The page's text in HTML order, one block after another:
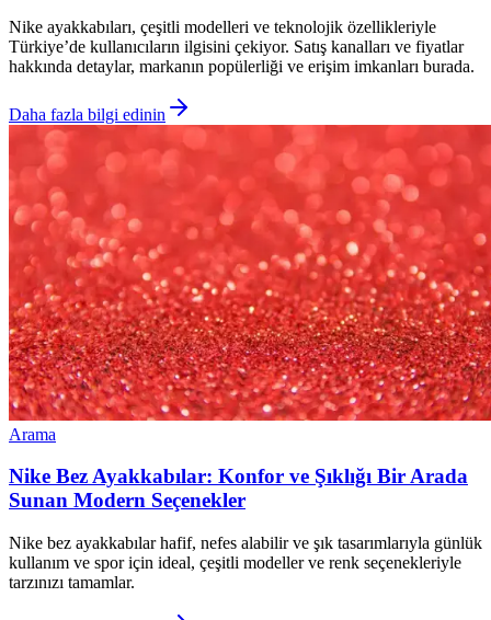
Nike ayakkabıları, çeşitli modelleri ve teknolojik özellikleriyle
Türkiye’de kullanıcıların ilgisini çekiyor. Satış kanalları ve fiyatlar
hakkında detaylar, markanın popülerliği ve erişim imkanları burada.
Daha fazla bilgi edinin
Arama
Nike Bez Ayakkabılar: Konfor ve Şıklığı Bir Arada
Sunan Modern Seçenekler
Nike bez ayakkabılar hafif, nefes alabilir ve şık tasarımlarıyla günlük
kullanım ve spor için ideal, çeşitli modeller ve renk seçenekleriyle
tarzınızı tamamlar.